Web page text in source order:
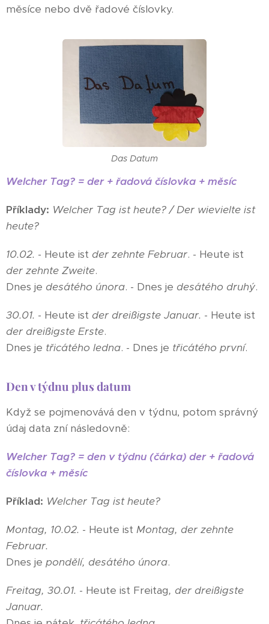
měsíce nebo dvě řadové číslovky.
Das Datum
Welcher Tag? = der + řadová číslovka + měsíc
Příklady: Welcher Tag ist heute? / Der wievielte ist
heute?
10.02. - Heute ist der zehnte Februar. - Heute ist
der zehnte Zweite.
Dnes je desátého února. - Dnes je desátého druhý.
30.01. - Heute ist der dreißigste Januar. - Heute ist
der dreißigste Erste.
Dnes je třicátého ledna. - Dnes je třicátého první.
Den v týdnu plus datum
Když se pojmenovává den v týdnu, potom správný
údaj data zní následovně:
Welcher Tag? = den v týdnu (čárka) der + řadová
číslovka + měsíc
Příklad: Welcher Tag ist heute?
Montag, 10.02. - Heute ist Montag, der zehnte
Februar.
Dnes je pondělí, desátého února.
Freitag, 30.01. - Heute ist Freitag, der dreißigste
Januar.